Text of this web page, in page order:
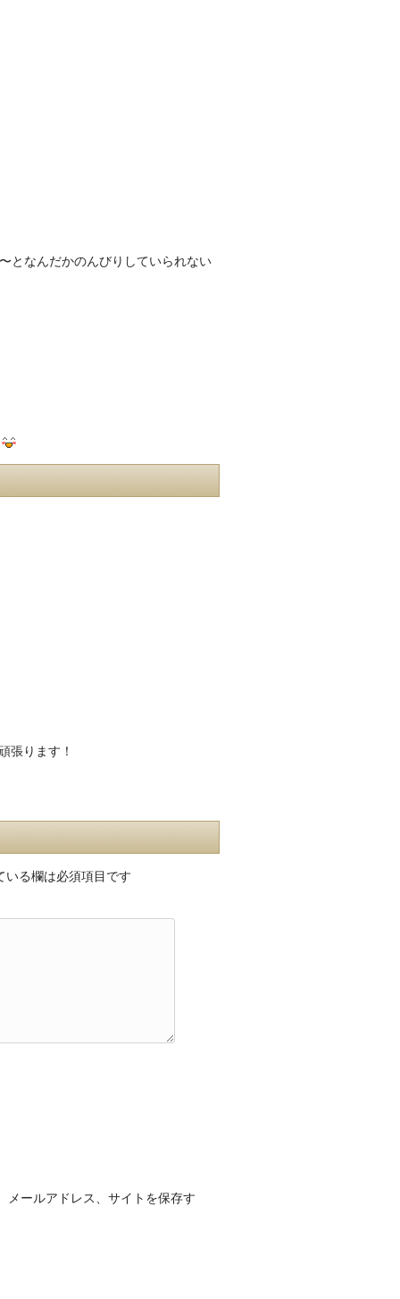
となんだかのんびりしていられない
張ります！
いる欄は必須項目です
メールアドレス、サイトを保存す